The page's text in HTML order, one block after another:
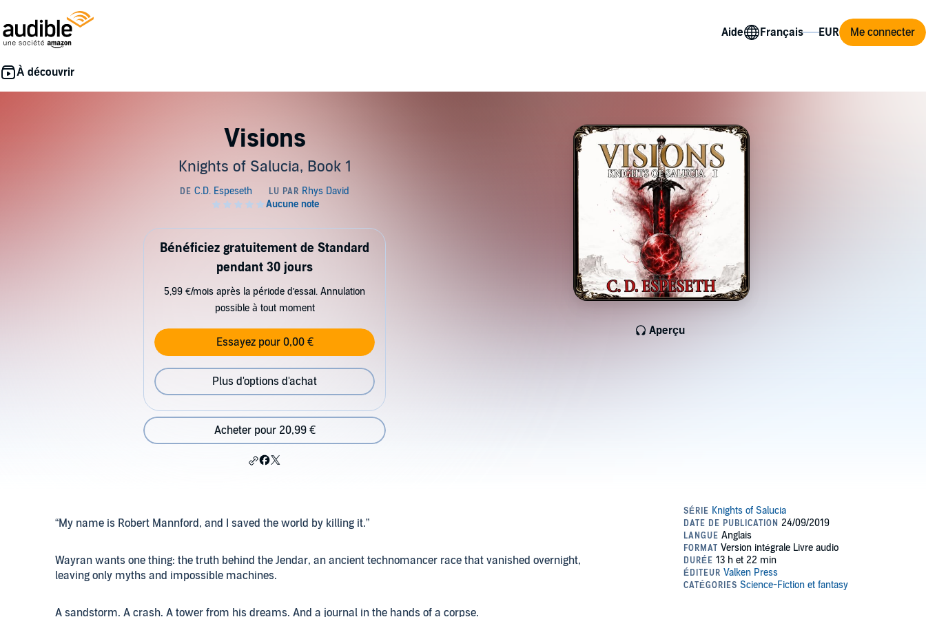
Aide Me connecter
Visions
Knights of Salucia, Book 1
Aperçu
Bénéficiez gratuitement de Standard
pendant 30 jours
5,99 €/mois après la période d’essai. Annulation
possible à tout moment
Essayez pour 0,00 €
Plus d'options d'achat
Acheter pour 20,99 €
“My name is Robert Mannford, and I saved the world by killing it.”
Wayran wants one thing: the truth behind the Jendar, an ancient technomancer race that vanished overnight,
leaving only myths and impossible machines.
A sandstorm. A crash. A tower from his dreams. And a journal in the hands of a corpse.